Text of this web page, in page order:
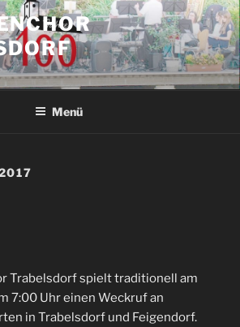
Menü
Trabelsdorf spielt traditionell am
7:00 Uhr einen Weckruf an
in Trabelsdorf und Feigendorf.